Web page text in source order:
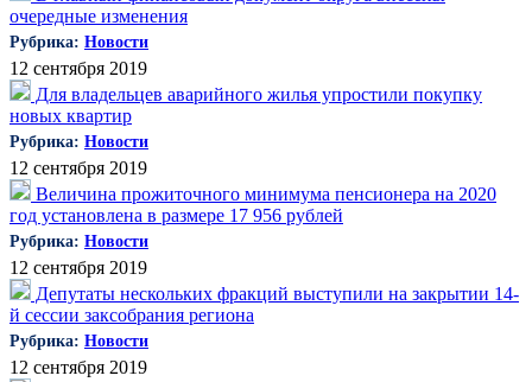
очередные изменения
Рубрика: Новости
12 сентября 2019
Для владельцев аварийного жилья упростили покупку
новых квартир
Рубрика: Новости
12 сентября 2019
Величина прожиточного минимума пенсионера на 2020
год установлена в размере 17 956 рублей
Рубрика: Новости
12 сентября 2019
Депутаты нескольких фракций выступили на закрытии 14-
й сессии заксобрания региона
Рубрика: Новости
12 сентября 2019